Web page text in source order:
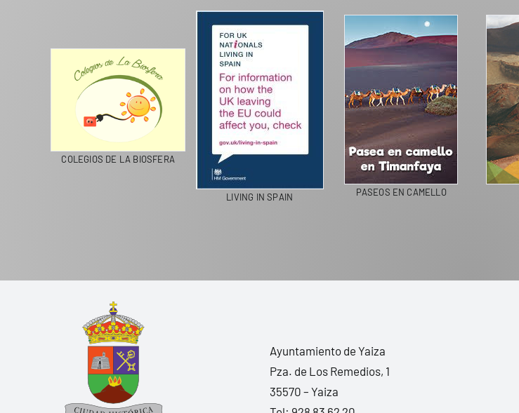
COLEGIOS DE LA BIOSFERA
LIVING IN SPAIN PASEOS EN CAMELLO
Ayuntamiento de Yaiza
Pza. de Los Remedios, 1
35570 – Yaiza